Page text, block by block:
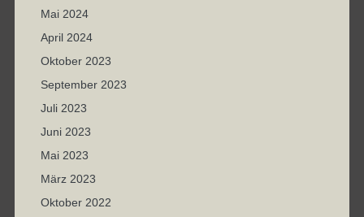
Mai 2024
April 2024
Oktober 2023
September 2023
Juli 2023
Juni 2023
Mai 2023
März 2023
Oktober 2022